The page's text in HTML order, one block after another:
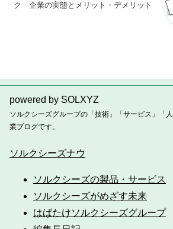
ク 企業の実態とメリット・デメリット
powered by SOLXYZ
ソルクシーズグループの「技術」「サービス」「
業ブログです。
ソルクシーズナウ
ソルクシーズの製品・サービス
ソルクシーズがめざす未来
はばたけソルクシーズグループ